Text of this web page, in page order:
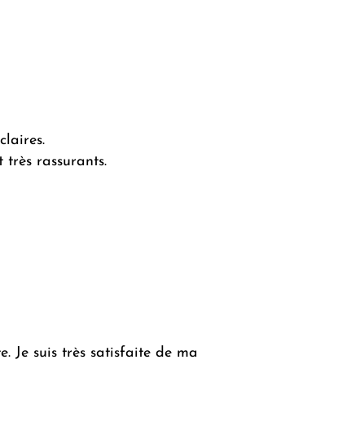
très rassurants.
Je suis très satisfaite de ma